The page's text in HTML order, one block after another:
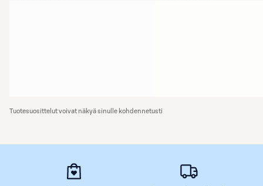
Tuotesuosittelut voivat näkyä sinulle kohdennetusti